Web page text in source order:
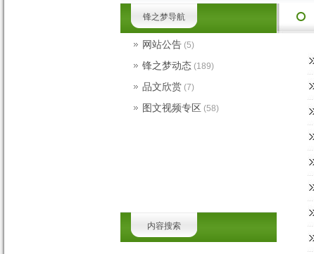
锋之梦导航
内容搜索
网站公告 (5)
锋之梦动态 (189)
品文欣赏 (7)
图文视频专区 (58)